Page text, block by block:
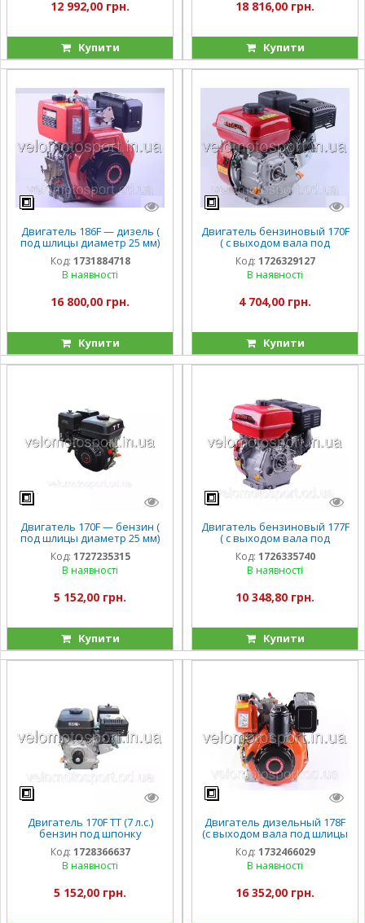
12 992,00 грн.
Купити
18 816,00 грн.
Купити
Двигатель 186F — дизель (
под шлицы диаметр 25 мм)
(9 л.с..) ТТ
Код: 1731884718
В наявності
16 800,00 грн.
Купити
Двигатель бензиновый 170F
( с выходом вала под
резьбу, 16 мм) 7 л.с.
Код: 1726329127
В наявності
4 704,00 грн.
Купити
Двигатель 170F — бензин (
под шлицы диаметр 25 мм)
(7 л.с) TТ
Код: 1727235315
В наявності
5 152,00 грн.
Купити
Двигатель бензиновый 177F
( с выходом вала под
шлицы, 25 мм) 9 л.с.
Код: 1726335740
В наявності
10 348,80 грн.
Купити
Двигатель 170F TT (7 л.с.)
бензин под шпонку
диаметр 19 мм + шкив
Код: 1728366637
В наявності
5 152,00 грн.
Двигатель дизельный 178F
(с выходом вала под шлицы
25 мм) 6 л.с.
Код: 1732466029
В наявності
16 352,00 грн.